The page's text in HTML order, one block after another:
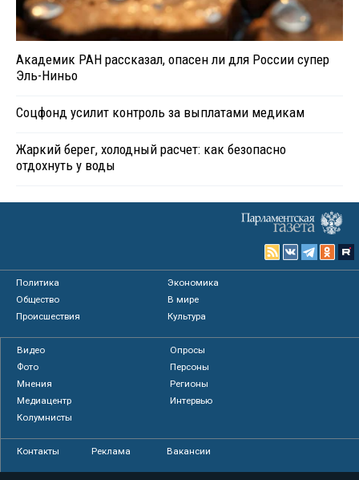
Академик РАН рассказал, опасен ли для России супер
Эль-Ниньо
Соцфонд усилит контроль за выплатами медикам
Жаркий берег, холодный расчет: как безопасно
отдохнуть у воды
Политика
Экономика
Общество
В мире
Происшествия
Культура
Видео
Опросы
Фото
Персоны
Мнения
Регионы
Медиацентр
Интервью
Колумнисты
Контакты Реклама Вакансии